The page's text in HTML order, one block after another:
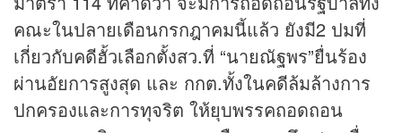
คณะในปลายเดือนกรกฎาคมนี้แล้ว ยังมี2 ปมที่
เกี่ยวกับคดีฮั้วเลือกตั้งสว.ที่ “นายณัฐพร”ยื่นร้อง
ผ่านอัยการสูงสุด และ กกต.ทั้งในคดีล้มล้างการ
ปกครองและการทุจริต ให้ยุบพรรคถอดถอน